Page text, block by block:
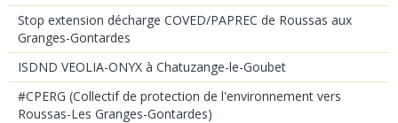
Stop extension décharge COVED/PAPREC de Roussas aux
Granges-Gontardes
ISDND VEOLIA-ONYX à Chatuzange-le-Goubet
#CPERG (Collectif de protection de l'environnement vers
Roussas-Les Granges-Gontardes)